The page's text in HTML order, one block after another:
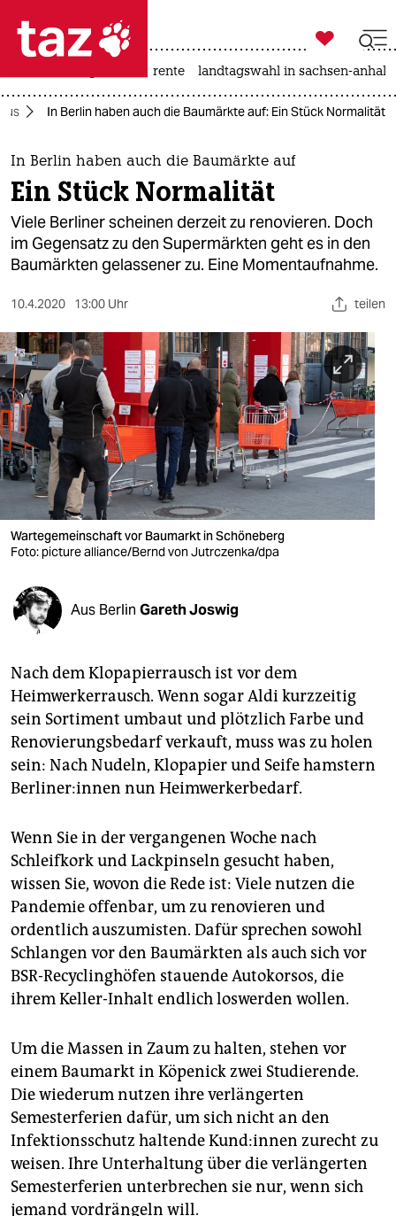
 taz zahl ich
taz zahl ich
themen
politik
öko
gesellschaft
sport
berlin
nord
wahrheit
verlag
verlag
veranstaltungen
shop
unterstützen
abo
genossenschaft
epaper login

taz zahl ich
rente landtagswahl in sachsen-anhalt
In Berlin haben auch die Baumärkte auf: Ein Stück Normalität
In Berlin haben auch die Baumärkte auf
Ein Stück Normalität
Viele Berliner scheinen derzeit zu renovieren. Doch
im Gegensatz zu den Supermärkten geht es in den
Baumärkten gelassener zu. Eine Momentaufnahme.
10.4.2020 13:00 Uhr teilen
Wartegemeinschaft vor Baumarkt in Schöneberg
Foto: picture alliance/Bernd von Jutrczenka/dpa
Aus Berlin Gareth Joswig
Nach dem Klopapierrausch ist vor dem
Heimwerkerrausch. Wenn sogar Aldi kurzzeitig
sein Sortiment umbaut und plötzlich Farbe und
Renovierungsbedarf verkauft, muss was zu holen
sein: Nach Nudeln, Klopapier und Seife hamstern
Berliner:innen nun Heimwerkerbedarf.
Wenn Sie in der vergangenen Woche nach
Schleifkork und Lackpinseln gesucht haben,
wissen Sie, wovon die Rede ist: Viele nutzen die
Pandemie offenbar, um zu renovieren und
ordentlich auszumisten. Dafür sprechen sowohl
Schlangen vor den Baumärkten als auch sich vor
BSR-Recyclinghöfen stauende Autokorsos, die
ihrem Keller-Inhalt endlich loswerden wollen.
Um die Massen in Zaum zu halten, stehen vor
einem Baumarkt in Köpenick zwei Studierende.
Die wiederum nutzen ihre verlängerten
Semesterferien dafür, um sich nicht an den
Infektionsschutz haltende Kund:innen zurecht zu
weisen. Ihre Unterhaltung über die verlängerten
Semesterferien unterbrechen sie nur, wenn sich
jemand vordrängeln will.